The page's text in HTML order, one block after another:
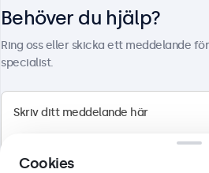
32 Tums Touchskärm,
Artikelnummer:
HDMI, DisplayPort, USB-C, VGA
Behöver du hjälp?
Ring oss eller skicka ett meddelande
specialist.
Cookies